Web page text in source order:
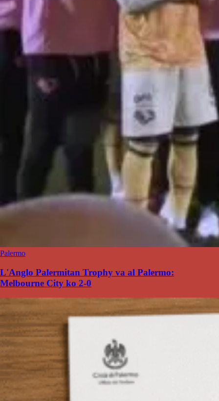
Palermo
L'Anglo Palermitan Trophy va al Palermo:
Melbourne City ko 2-0